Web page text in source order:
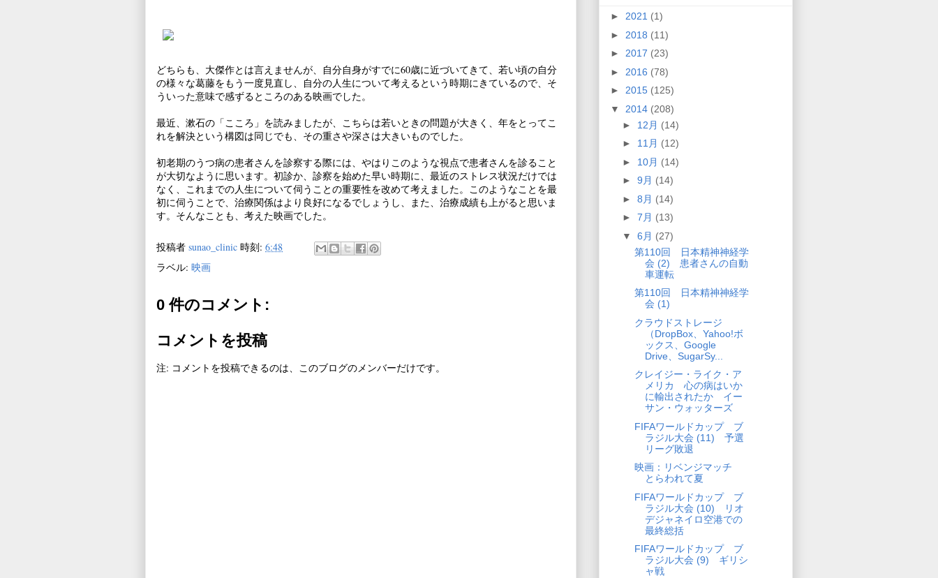
どちらも、大傑作とは言えませんが、自分自身がすでに60歳に近づいてきて、若い頃の自分
の様々な葛藤をもう一度見直し、自分の人生について考えるという時期にきているので、そ
ういった意味で感ずるところのある映画でした。
最近、漱石の「こころ」を読みましたが、こちらは若いときの問題が大きく、年をとってこ
れを解決という構図は同じでも、その重さや深さは大きいものでした。
初老期のうつ病の患者さんを診察する際には、やはりこのような視点で患者さんを診ること
が大切なように思います。初診か、診察を始めた早い時期に、最近のストレス状況だけでは
なく、これまでの人生について伺うことの重要性を改めて考えました。このようなことを最
初に伺うことで、治療関係はより良好になるでしょうし、また、治療成績も上がると思いま
す。そんなことも、考えた映画でした。
投稿者 sunao_clinic 時刻: 6:48
ラベル: 映画
0 件のコメント:
コメントを投稿
注: コメントを投稿できるのは、このブログのメンバーだけです。
► 2021 (1)
► 2018 (11)
► 2017 (23)
► 2016 (78)
► 2015 (125)
▼ 2014 (208)
► 12月 (14)
► 11月 (12)
► 10月 (14)
► 9月 (14)
► 8月 (14)
► 7月 (13)
▼ 6月 (27)
第110回 日本精神神経学
会 (2) 患者さんの自動
車運転
第110回 日本精神神経学
会 (1)
クラウドストレージ
（DropBox、Yahoo!ボ
ックス、Google
Drive、SugarSy...
クレイジー・ライク・ア
メリカ 心の病はいか
に輸出されたか イー
サン・ウォッターズ
FIFAワールドカップ ブ
ラジル大会 (11) 予選
リーグ敗退
映画：リベンジマッチ
とらわれて夏
FIFAワールドカップ ブ
ラジル大会 (10) リオ
デジャネイロ空港での
最終総括
FIFAワールドカップ ブ
ラジル大会 (9) ギリシ
ャ戦